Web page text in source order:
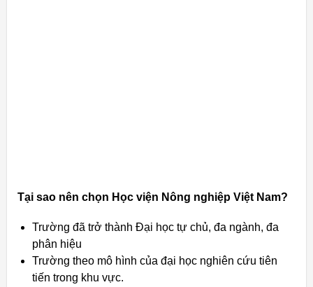
Tại sao nên chọn Học viện Nông nghiệp Việt Nam?
Trường đã trở thành Đại học tự chủ, đa ngành, đa
phân hiệu
Trường theo mô hình của đại học nghiên cứu tiên
tiến trong khu vực.